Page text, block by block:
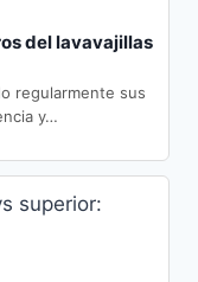
del lavavajillas
regularmente sus
y…